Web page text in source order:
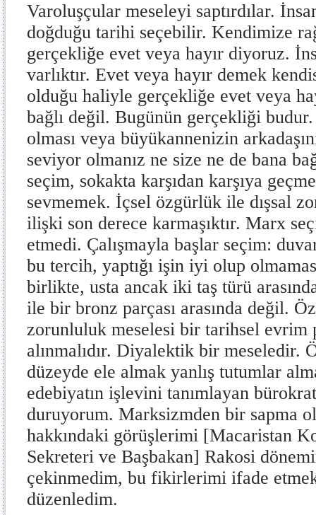
Varoluşçular meseleyi saptırdılar.
doğduğu tarihi seçebilir. Kendimize
gerçekliğe evet veya hayır diyoruz.
varlıktır. Evet veya hayır demek
olduğu haliyle gerçekliğe evet veya
bağlı değil. Bugünün gerçekliği budur.
olması veya büyükannenizin
seviyor olmanız ne size ne de bana
seçim, sokakta karşıdan karşıya
sevmemek. İçsel özgürlük ile dışsal
ilişki son derece karmaşıktır. Marx
etmedi. Çalışmayla başlar seçim:
bu tercih, yaptığı işin iyi olup
birlikte, usta ancak iki taş türü
ile bir bronz parçası arasında değil.
zorunluluk meselesi bir tarihsel evrim
alınmalıdır. Diyalektik bir meseledir.
düzeyde ele almak yanlış tutumlar
edebiyatın işlevini tanımlayan
duruyorum. Marksizmden bir sapma
hakkındaki görüşlerimi [Macaristan
Sekreteri ve Başbakan] Rakosi
çekinmedim, bu fikirlerimi ifade
düzenledim.